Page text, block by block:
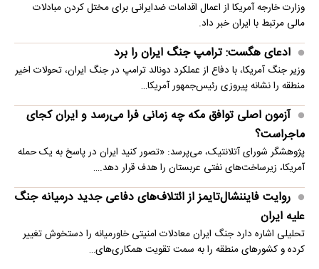
وزارت خارجه آمریکا از اعمال اقدامات ضدایرانی برای مختل کردن مبادلات
مالی مرتبط با ایران خبر داد.
ادعای هگست: ترامپ جنگ ایران را برد
وزیر جنگ آمریکا، با دفاع از عملکرد دونالد ترامپ در جنگ ایران، تحولات اخیر
منطقه را نشانه پیروزی رئیس‌جمهور آمریکا…
آزمون اصلی توافق مکه چه زمانی فرا می‌رسد و ایران کجای
ماجراست؟
پژوهشگر شورای آتلانتیک، می‌پرسد: «تصور کنید ایران در پاسخ به یک حمله
آمریکا، زیرساخت‌های نفتی عربستان را هدف قرار دهد.…
روایت فایننشال‌تایمز از ائتلاف‌های دفاعی جدید درمیانه جنگ
علیه ایران
تحلیلی اشاره دارد جنگ ایران معادلات امنیتی خاورمیانه را دستخوش تغییر
کرده و کشورهای منطقه را به سمت تقویت همکاری‌های…